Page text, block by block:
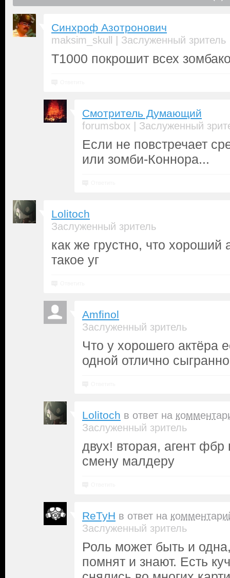
Синхроф Азотронович
maksim_skull | Заслуженный зритель
Т1000 покрошит всех
Смотритель Думающий
forumsbox | Заслуженный
Если не повстречает
или зомби-Коннора...
Lolitoch
Заслуженный зритель
как же грустно, что хороший
такое уг
Amfinol
Заслуженный зритель
Что у хорошего актёра
одной отлично
Lolitoch в ответ на
Заслуженный зритель
двух! вторая, агент
смену малдеру
ReTyH в ответ на
Заслуженный зритель
Роль может быть и
помнят и знают. Есть